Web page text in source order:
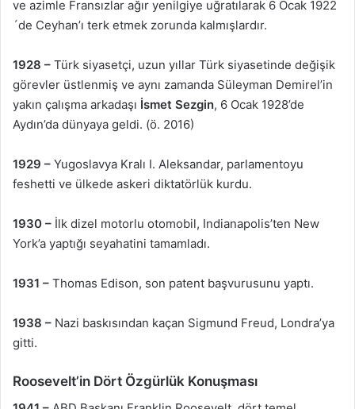
ve azimle Fransızlar ağır yenilgiye uğratılarak 6 Ocak 1922
´de Ceyhan’ı terk etmek zorunda kalmışlardır.
1928 – Türk siyasetçi, uzun yıllar Türk siyasetinde değişik
görevler üstlenmiş ve aynı zamanda Süleyman Demirel’in
yakın çalışma arkadaşı İsmet Sezgin, 6 Ocak 1928’de
Aydın’da dünyaya geldi. (ö. 2016)
1929 – Yugoslavya Kralı I. Aleksandar, parlamentoyu
feshetti ve ülkede askeri diktatörlük kurdu.
1930 – İlk dizel motorlu otomobil, Indianapolis’ten New
York’a yaptığı seyahatini tamamladı.
1931 – Thomas Edison, son patent başvurusunu yaptı.
1938 – Nazi baskısından kaçan Sigmund Freud, Londra’ya
gitti.
Roosevelt’in Dört Özgürlük Konuşması